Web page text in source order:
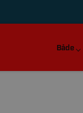
Både